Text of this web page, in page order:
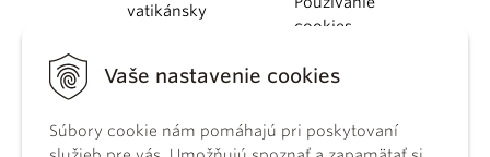
Vaše nastavenie cookies
Súbory cookie nám pomáhajú pri poskytovaní
vatikánsky
KBS
kánonického
cookies